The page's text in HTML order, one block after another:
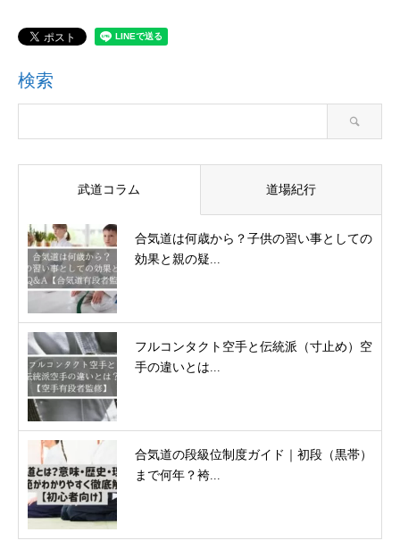
検索
武道コラム 道場紀行
合気道は何歳から？子供の習い事としての
効果と親の疑...
フルコンタクト空手と伝統派（寸止め）空
手の違いとは...
合気道の段級位制度ガイド｜初段（黒帯）
まで何年？袴...